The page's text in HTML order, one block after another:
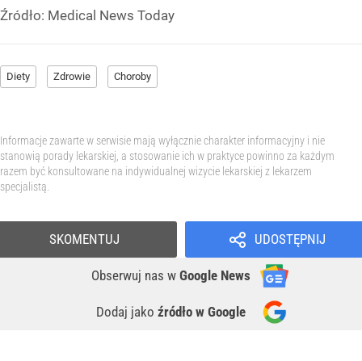
Źródło: Medical News Today
Diety Zdrowie Choroby
Informacje zawarte w serwisie mają wyłącznie charakter informacyjny i nie
stanowią porady lekarskiej, a stosowanie ich w praktyce powinno za każdym
razem być konsultowane na indywidualnej wizycie lekarskiej z lekarzem
specjalistą.
UDOSTĘPNIJ
Obserwuj nas w Google News
Dodaj jako źródło w Google
SKOMENTUJ